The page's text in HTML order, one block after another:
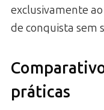
exclusivamente
de conquista sem
práticas